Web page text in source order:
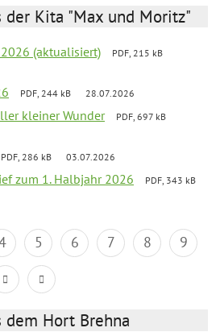
der Kita "Max und Moritz"
(aktualisiert)
PDF, 215 kB
PDF, 244 kB 28.07.2026
kleiner Wunder
PDF, 697 kB
PDF, 286 kB 03.07.2026
zum 1. Halbjahr 2026
PDF, 343 kB
5 6 7 8
9
Hort Brehna